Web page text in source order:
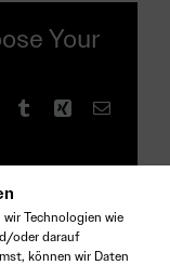
Technologien wie
oder darauf
können wir Daten
Your
TumblrXing Email